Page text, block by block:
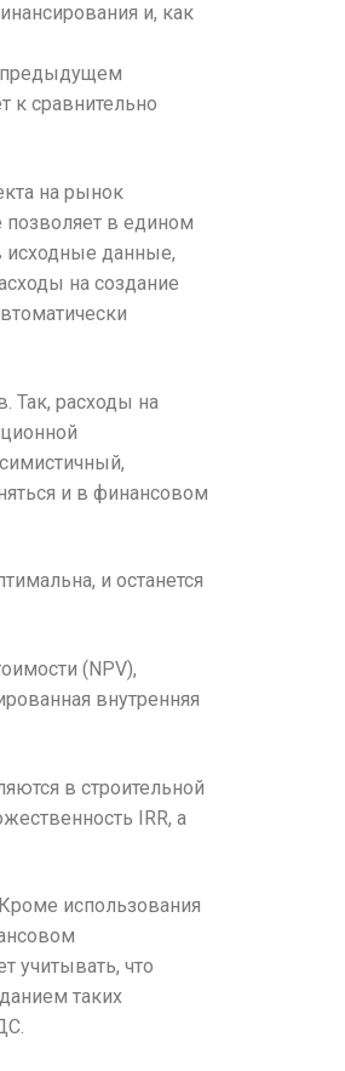
и, как
предыдущем
к сравнительно
на рынок
в едином
исходные данные,
на создание
Так, расходы на
и в финансовом
и останется
(NPV),
внутренняя
в строительной
IRR, а
использования
учитывать, что
таких